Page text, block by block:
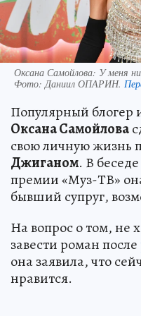
Оксана Самойлова: У меня
Фото: Даниил ОПАРИН.
Популярный
Оксана Самойлова
свою личную жизнь
Джиганом. В
премии «Муз-ТВ»
бывший супруг,
На вопрос о том, не
завести роман после
она заявила, что
нравится.